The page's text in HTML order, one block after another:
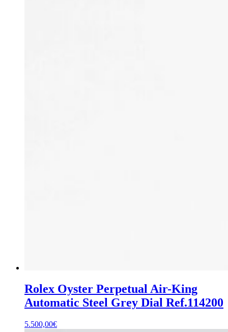
Rolex Oyster Perpetual Air-King
Automatic Steel Grey Dial Ref.114200
5.500,00€